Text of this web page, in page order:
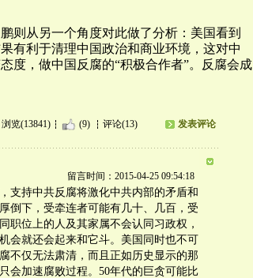
则从另一个角度对此做了分析：美国看到
有利于清理中国政治和商业环境，这对中
度，做中国反腐的“积极合作者”。反腐会成
浏览(13841) (9) 评论(13) 发表评论
留言时间：2015-04-25 09:54:18
支持中共反腐将激化中共内部的矛盾和
倒下，受牵连者可能有几十、几百，受
职位上的人及其家属不会认同习政权，
会就还会起来和它斗。美国同时也不可
不仅无法肃清，而且正如历史显示的那
会加速腐败过程。50年代的巨贪可能比